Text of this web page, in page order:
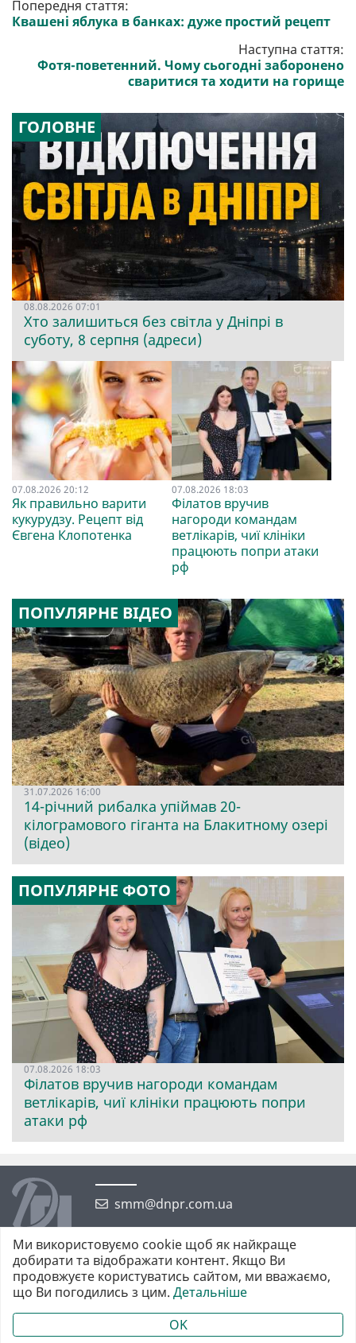
Попередня стаття:
Квашені яблука в банках: дуже простий рецепт
Наступна стаття:
Фотя-поветенний. Чому сьогодні заборонено
сваритися та ходити на горище
ГОЛОВНЕ
08.08.2026 07:01
Хто залишиться без світла у Дніпрі в
суботу, 8 серпня (адреси)
07.08.2026 20:12
Як правильно варити
кукурудзу. Рецепт від
Євгена Клопотенка
07.08.2026 18:03
Філатов вручив
нагороди командам
ветлікарів, чиї клініки
працюють попри атаки
рф
ПОПУЛЯРНЕ ВІДЕО
31.07.2026 16:00
14-річний рибалка упіймав 20-
кілограмового гіганта на Блакитному озері
(відео)
ПОПУЛЯРНЕ ФОТО
07.08.2026 18:03
Філатов вручив нагороди командам
ветлікарів, чиї клініки працюють попри
атаки рф
smm@dnpr.com.ua
©2026 https://dnpr.com.ua Дніпровська порадниця
Всі права захищені. При повному або частковому використанні
матеріалів обов'язкове активне гіперпосилання у першому абзаці.
Ми використовуємо cookie щоб як найкраще
добирати та відображати контент. Якщо Ви
продовжуєте користуватись сайтом, ми вважаємо,
що Ви погодились з цим. Детальніше
OK